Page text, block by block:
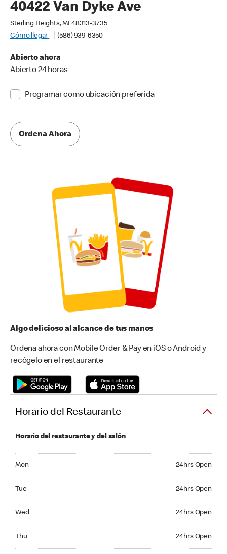
40422 Van Dyke Ave
Sterling Heights, MI 48313-3735
Cómo llegar
(586) 939-6350
Abierto ahora
Abierto 24 horas
Programar como ubicación preferida
Ordena Ahora
Algo delicioso al alcance de tus manos
Ordena ahora con Mobile Order & Pay en iOS o Android y
recógelo en el restaurante
Horario del Restaurante
Horario del restaurante y del salón
Mon 24hrs Open
Tue 24hrs Open
Wed 24hrs Open
Thu 24hrs Open